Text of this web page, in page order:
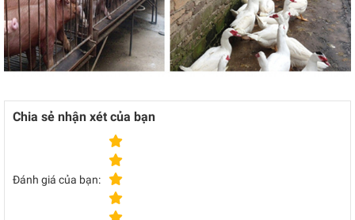
Chia sẻ nhận xét của bạn
Đánh giá của bạn: